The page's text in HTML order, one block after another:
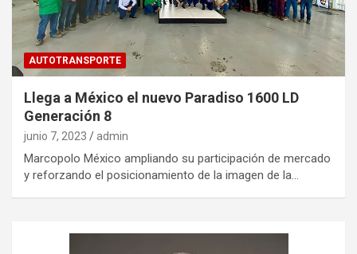
AUTOTRANSPORTE
Llega a México el nuevo Paradiso 1600 LD
Generación 8
junio 7, 2023 admin
Marcopolo México ampliando su participación de mercado
y reforzando el posicionamiento de la imagen de la…